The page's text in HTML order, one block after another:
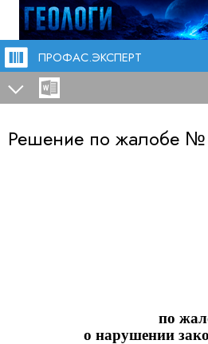
ПРОФАС.ЭКСПЕРТ
Решение по жалобе №
по
о нарушении